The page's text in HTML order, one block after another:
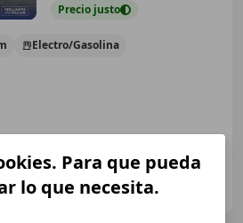
Precio justo
Electro/Gasolina
Para que pueda
lo que necesita.